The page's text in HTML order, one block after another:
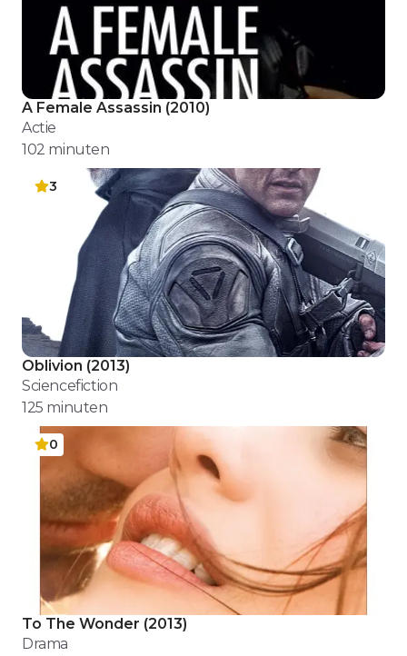
A Female Assassin (2010)
Actie
102 minuten
3
Oblivion (2013)
Sciencefiction
125 minuten
0
To The Wonder (2013)
Drama